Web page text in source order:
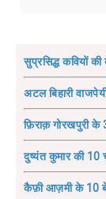
सुप्रसिद्ध कवियों
अटल बिहारी
फ़िराक़ गोरखपुरी
दुष्यंत कुमार की 10
कैफ़ी आज़मी के 10